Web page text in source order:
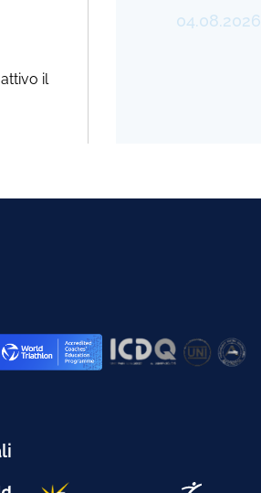
il
04.08.2026